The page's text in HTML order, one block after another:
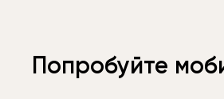
Попробуйте